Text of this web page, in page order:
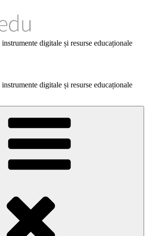
digitale și resurse educaționale
digitale și resurse educaționale